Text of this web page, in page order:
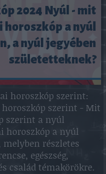
2024 Nyúl - mit
a nyúl
a nyúl jegyében
születetteknek?
horoszkóp szerint:
horoszkóp szerint - Mit
szerint a nyúl
horoszkóp a nyúl
részletes
egészség,
család témakörökre.